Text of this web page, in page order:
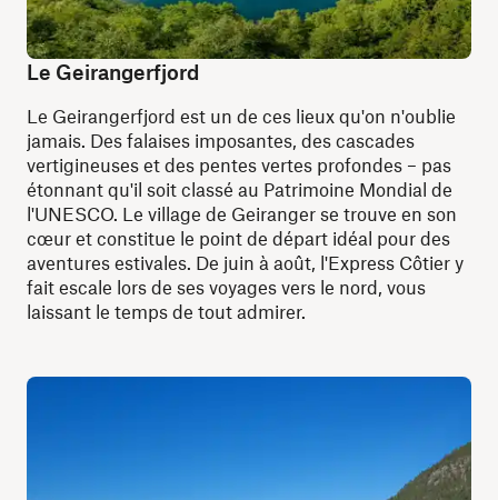
Le Geirangerfjord
Le Geirangerfjord est un de ces lieux qu'on n'oublie
jamais. Des falaises imposantes, des cascades
vertigineuses et des pentes vertes profondes – pas
étonnant qu'il soit classé au Patrimoine Mondial de
l'UNESCO. Le village de Geiranger se trouve en son
cœur et constitue le point de départ idéal pour des
aventures estivales. De juin à août, l'Express Côtier y
fait escale lors de ses voyages vers le nord, vous
laissant le temps de tout admirer.